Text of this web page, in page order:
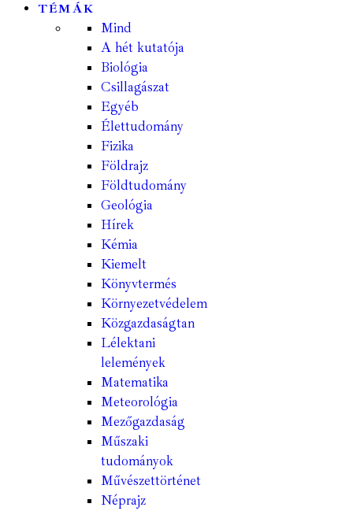
TÉMÁK
Mind
A hét kutatója
Biológia
Csillagászat
Egyéb
Élettudomány
Fizika
Földrajz
Földtudomány
Geológia
Hírek
Kémia
Kiemelt
Könyvtermés
Környezetvédelem
Közgazdaságtan
Lélektani
lelemények
Matematika
Meteorológia
Mezőgazdaság
Műszaki
tudományok
Művészettörténet
Néprajz